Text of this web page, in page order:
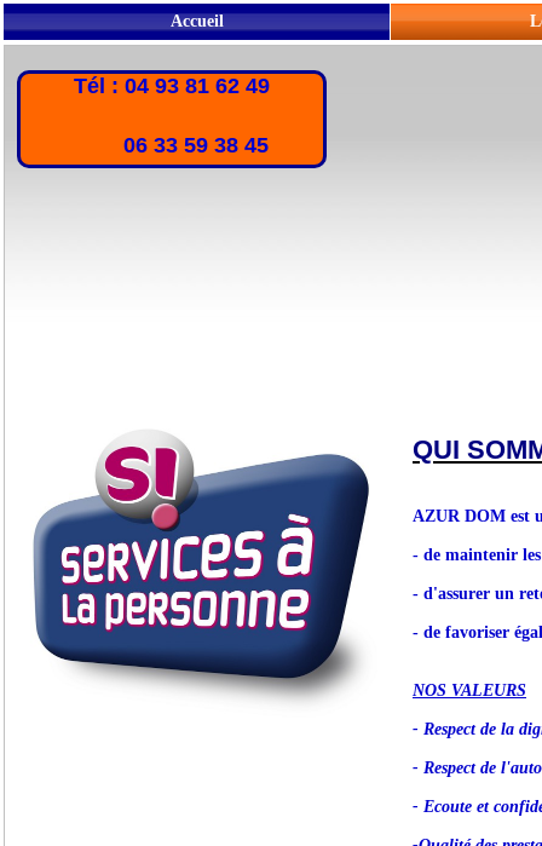
Accueil
Tél : 04 93 81 62 49
06 33 59 38 45
QUI
AZUR DOM est
- de maintenir les
- d'assurer un
- de favoriser
NOS VALEURS
- Respect de la
- Respect de
- Ecoute et